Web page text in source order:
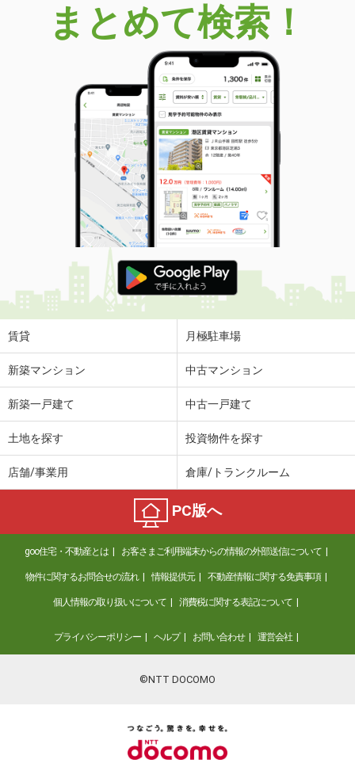
まとめて検索！
賃貸 月極駐車場
新築マンション 中古マンション
新築一戸建て 中古一戸建て
土地を探す 投資物件を探す
店舗/事業用 倉庫/トランクルーム
PC版へ
goo住宅・不動産とは お客さまご利用端末からの情報の外部送信について
物件に関するお問合せの流れ 情報提供元 不動産情報に関する免責事項
個人情報の取り扱いについて 消費税に関する表記について
プライバシーポリシー ヘルプ お問い合わせ 運営会社
©NTT DOCOMO